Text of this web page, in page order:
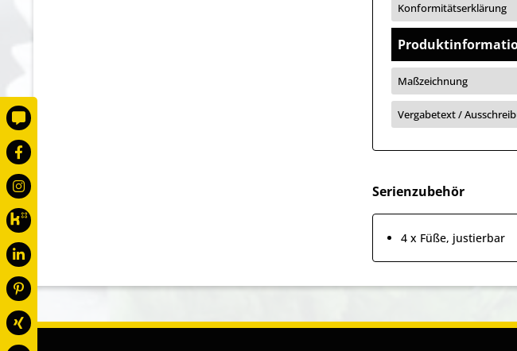
Konformitätserklärung
Maßzeichnung
Vergabetext /
Serienzubehör
4 x Füße, justierbar